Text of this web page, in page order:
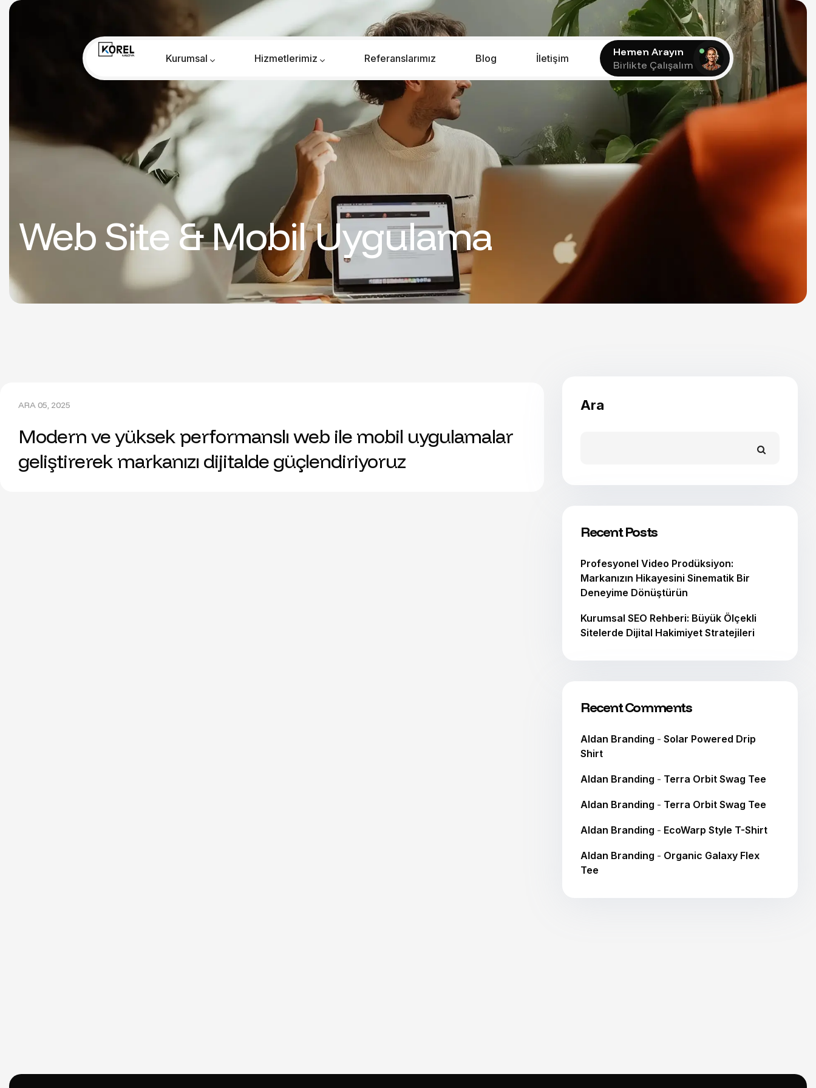
Kurumsal Hizmetlerimiz Referanslarımız Blog İletişim
Hemen Arayın
Birlikte Çalışalım
Web Site & Mobil Uygulama
ARA 05, 2025
Modern ve yüksek performanslı web ile mobil uygulamalar
geliştirerek markanızı dijitalde güçlendiriyoruz
Ara
Recent Posts
Profesyonel Video Prodüksiyon:
Markanızın Hikayesini Sinematik Bir
Deneyime Dönüştürün
Kurumsal SEO Rehberi: Büyük Ölçekli
Sitelerde Dijital Hakimiyet Stratejileri
Recent Comments
Aldan Branding - Solar Powered Drip
Shirt
Aldan Branding - Terra Orbit Swag Tee
Aldan Branding - Terra Orbit Swag Tee
Aldan Branding - EcoWarp Style T-Shirt
Aldan Branding - Organic Galaxy Flex
Tee